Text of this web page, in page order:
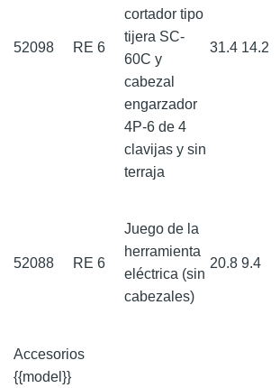
52098 RE 6
cortador tipo
tijera SC-
60C y
cabezal
engarzador
4P-6 de 4
clavijas y sin
terraja
31.4 14.2
52088 RE 6
Juego de la
herramienta
eléctrica (sin
cabezales)
20.8 9.4
Accesorios
{{model}}